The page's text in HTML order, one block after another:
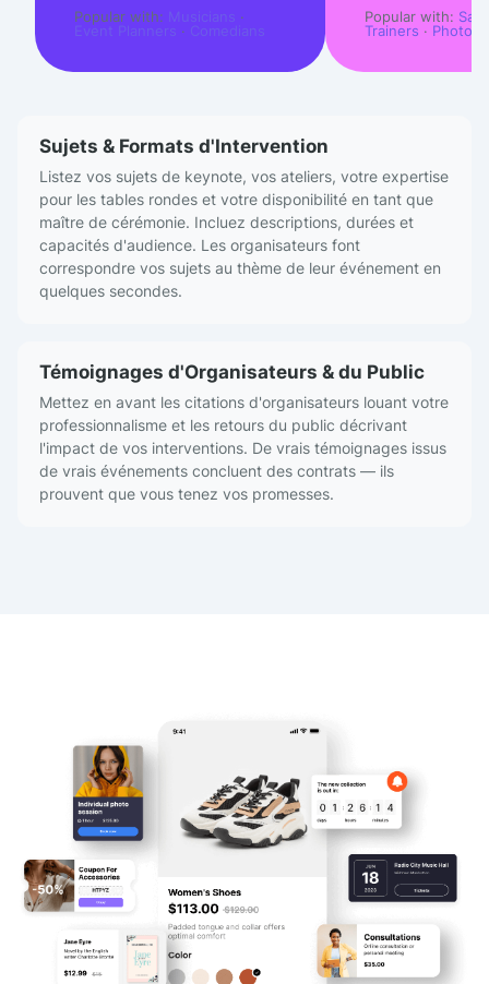
Popular with: Musicians ·
Event Planners · Comedians
Popular with:
Trainers ·
Sujets & Formats d'Intervention
Listez vos sujets de keynote, vos ateliers, votre expertise
pour les tables rondes et votre disponibilité en tant que
maître de cérémonie. Incluez descriptions, durées et
capacités d'audience. Les organisateurs font
correspondre vos sujets au thème de leur événement en
quelques secondes.
Témoignages d'Organisateurs & du Public
Mettez en avant les citations d'organisateurs louant votre
professionnalisme et les retours du public décrivant
l'impact de vos interventions. De vrais témoignages issus
de vrais événements concluent des contrats — ils
prouvent que vous tenez vos promesses.